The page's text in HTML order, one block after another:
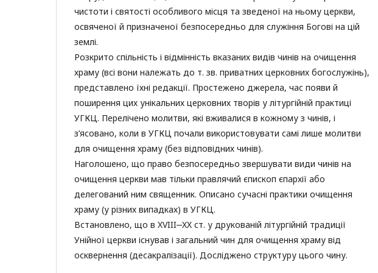
чистоти і святості особливого місця та зведеної на ньому церкви,
освяченої й призначеної безпосередньо для служіння Богові на цій
землі.
Розкрито спільність і відмінність вказаних видів чинів на очищення
храму (всі вони належать до т. зв. приватних церковних богослужінь),
представлено їхні редакції. Простежено джерела, час появи й
поширення цих унікальних церковних творів у літургійній практиці
УГКЦ. Перелічено молитви, які вживалися в кожному з чинів, і
з’ясовано, коли в УГКЦ почали використовувати самі лише молитви
для очищення храму (без відповідних чинів).
Наголошено, що право безпосередньо звершувати види чинів на
очищення церкви мав тільки правлячий єпископ єпархії або
делегований ним священник. Описано сучасні практики очищення
храму (у різних випадках) в УГКЦ.
Встановлено, що в XVIII‒XX cт. у друкованій літургійній традиції
Унійної церкви існував і загальний чин для очищення храму від
осквернення (десакралізації). Досліджено структуру цього чину.